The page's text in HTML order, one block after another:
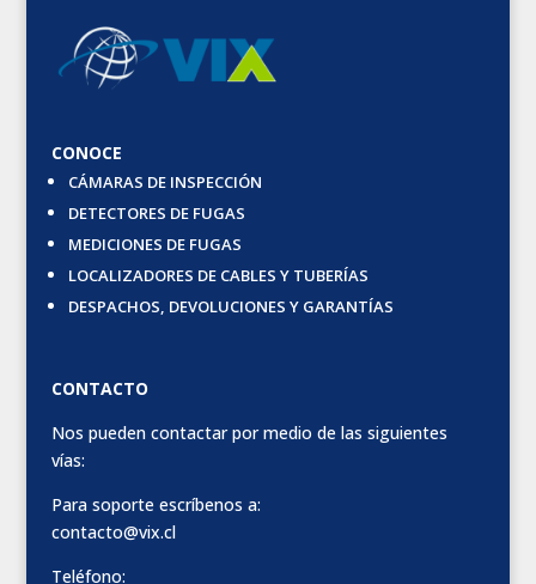
CONOCE
CÁMARAS DE INSPECCIÓN
DETECTORES DE FUGAS
MEDICIONES DE FUGAS
LOCALIZADORES DE CABLES Y TUBERÍAS
DESPACHOS, DEVOLUCIONES Y GARANTÍAS
CONTACTO
Nos pueden contactar por medio de las siguientes
vías:
Para soporte escríbenos a:
contacto@vix.cl
Teléfono: